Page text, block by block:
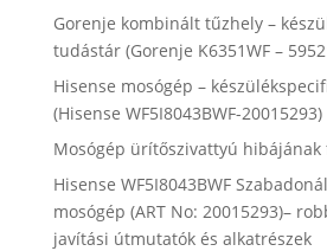
Gorenje kombinált tűzhely –
tudástár (Gorenje K6351WF –
Hisense mosógép –
(Hisense WF5I8043BWF-20015293)
Mosógép ürítőszivattyú hibájának
Hisense WF5I8043BWF
mosógép (ART No: 20015293)–
javítási útmutatók és alkatrészek